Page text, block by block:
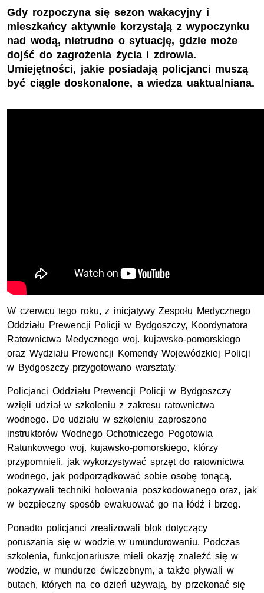
Gdy rozpoczyna się sezon wakacyjny i
mieszkańcy aktywnie korzystają z wypoczynku
nad wodą, nietrudno o sytuację, gdzie może
dojść do zagrożenia życia i zdrowia.
Umiejętności, jakie posiadają policjanci muszą
być ciągle doskonalone, a wiedza uaktualniana.
W czerwcu tego roku, z inicjatywy Zespołu Medycznego
Oddziału Prewencji Policji w Bydgoszczy, Koordynatora
Ratownictwa Medycznego woj. kujawsko-pomorskiego
oraz Wydziału Prewencji Komendy Wojewódzkiej Policji
w Bydgoszczy przygotowano warsztaty.
Policjanci Oddziału Prewencji Policji w Bydgoszczy
wzięli udział w szkoleniu z zakresu ratownictwa
wodnego. Do udziału w szkoleniu zaproszono
instruktorów Wodnego Ochotniczego Pogotowia
Ratunkowego woj. kujawsko-pomorskiego, którzy
przypomnieli, jak wykorzystywać sprzęt do ratownictwa
wodnego, jak podporządkować sobie osobę tonącą,
pokazywali techniki holowania poszkodowanego oraz, jak
w bezpieczny sposób ewakuować go na łódź i brzeg.
Ponadto policjanci zrealizowali blok dotyczący
poruszania się w wodzie w umundurowaniu. Podczas
szkolenia, funkcjonariusze mieli okazję znaleźć się w
wodzie, w mundurze ćwiczebnym, a także pływali w
butach, których na co dzień używają, by przekonać się